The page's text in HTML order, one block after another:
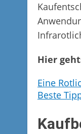
Hier
Eine
Beste